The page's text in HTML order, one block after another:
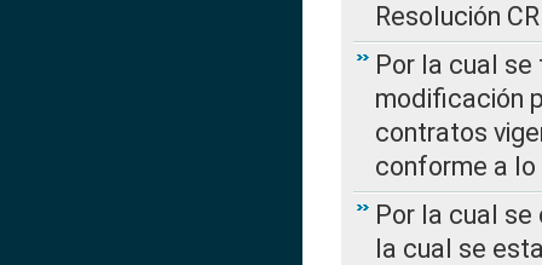
Resolución
Por la cual
modificación
contratos
conforme a lo
Por la cual se
la cual se